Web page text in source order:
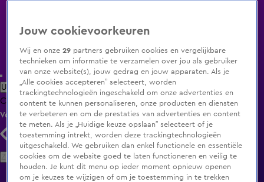
Uitzending Gemist Populaire programma's Zenders Genres
ClipsFilmsRadioSmart TV inlogShop
Volg KIJK
Zoeken
Jouw cookievoorkeuren
Wij en onze29 partners gebruiken cookies en vergelijkbare
technieken om informatie te verzamelen over jou als gebruiker
van onze website(s), jouw gedrag en jouw apparaten. Als je
„Alle cookies accepteren” selecteert, worden
trackingtechnologieën ingeschakeld om onze advertenties en
content te kunnen personaliseren, onze producten en diensten
te verbeteren en om de prestaties van advertenties en content
te meten. Als je „Huidige keuze opslaan” selecteert of je
toestemming intrekt, worden deze trackingtechnologieën
uitgeschakeld. We gebruiken dan enkel functionele en essentiële
cookies om de website goed te laten functioneren en veilig te
houden. Je kunt dit menu op ieder moment opnieuw openen
om je keuzes te wijzigen of om je toestemming in te trekken